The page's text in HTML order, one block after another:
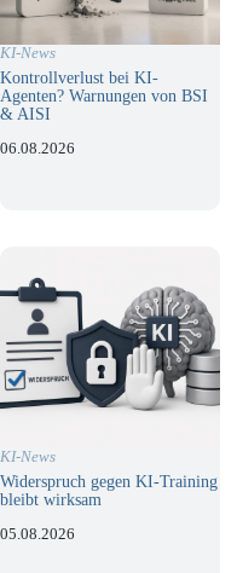
KI-News
Kontrollverlust bei KI-
Agenten? Warnungen von BSI
& AISI
06.08.2026
KI-News
Widerspruch gegen KI-Training
bleibt wirksam
05.08.2026